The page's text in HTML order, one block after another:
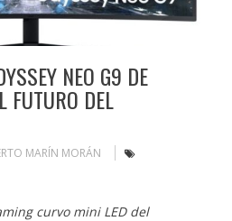
NEO G9 DE
FUTURO DEL
MARÍN MORÁN
curvo mini LED del